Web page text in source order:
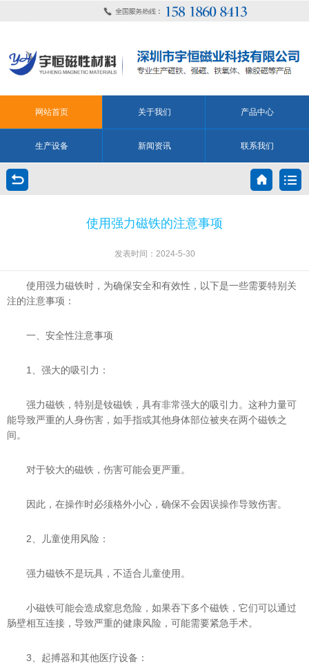
网站首页 关于我们 产品中心
生产设备 新闻资讯 联系我们
使用强力磁铁的注意事项
发表时间：2024-5-30
使用强力磁铁时，为确保安全和有效性，以下是一些需要特别关
注的注意事项：
一、安全性注意事项
1、强大的吸引力：
强力磁铁，特别是钕磁铁，具有非常强大的吸引力。这种力量可
能导致严重的人身伤害，如手指或其他身体部位被夹在两个磁铁之
间。
对于较大的磁铁，伤害可能会更严重。
因此，在操作时必须格外小心，确保不会因误操作导致伤害。
2、儿童使用风险：
强力磁铁不是玩具，不适合儿童使用。
小磁铁可能会造成窒息危险，如果吞下多个磁铁，它们可以通过
肠壁相互连接，导致严重的健康风险，可能需要紧急手术。
3、起搏器和其他医疗设备：